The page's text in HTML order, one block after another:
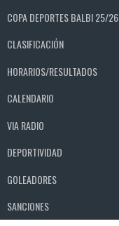
COPA DEPORTES BALBI 25/26
CLASIFICACIÓN
HORARIOS/RESULTADOS
CALENDARIO
VIA RADIO
DEPORTIVIDAD
GOLEADORES
SANCIONES